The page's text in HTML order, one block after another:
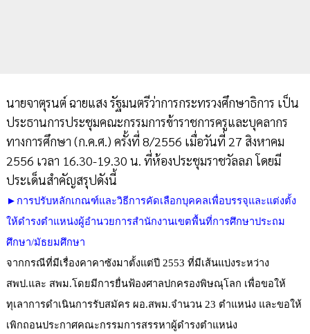
นายจาตุรนต์ ฉายแสง รัฐมนตรีว่าการกระทรวงศึกษาธิการ เป็น
ประธานการประชุมคณะกรรมการข้าราชการครูและบุคลากร
ทางการศึกษา (ก.ค.ศ.) ครั้งที่ 8/2556 เมื่อวันที่ 27 สิงหาคม
2556 เวลา 16.30-19.30 น. ที่ห้องประชุมราชวัลลภ โดยมี
ประเด็นสำคัญสรุปดังนี้
►การปรับหลักเกณฑ์และวิธีการคัดเลือกบุคคลเพื่อบรรจุและแต่งตั้ง
ให้ดำรงตำแหน่งผู้อำนวยการสำนักงานเขตพื้นที่การศึกษาประถม
ศึกษา/มัธยมศึกษา
จากกรณีที่มีเรื่องคาคาซังมาตั้งแต่ปี 2553 ที่มีเส้นแบ่งระหว่าง
สพป.และ สพม.โดยมีการยื่นฟ้องศาลปกครองพิษณุโลก เพื่อขอให้
ทุเลาการดำเนินการรับสมัคร ผอ.สพม.จำนวน 23 ตำแหน่ง และขอให้
เพิกถอนประกาศคณะกรรมการสรรหาผู้ดำรงตำแหน่ง